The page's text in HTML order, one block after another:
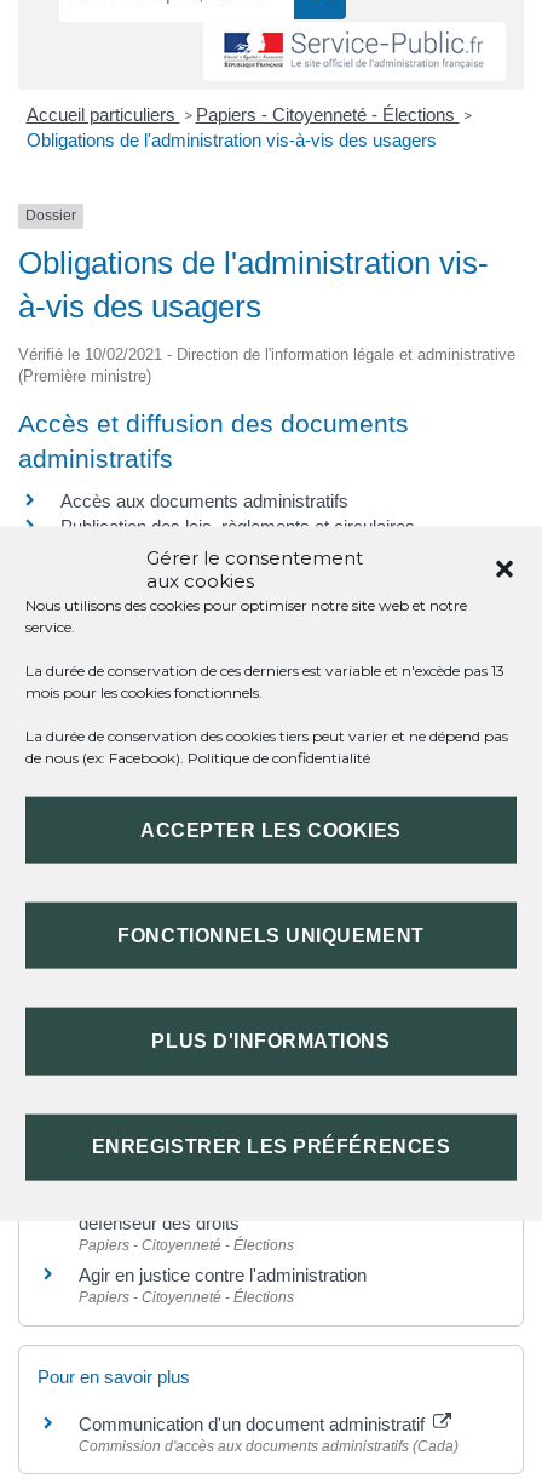
Gérer le consentement
aux cookies
Nous utilisons des cookies pour optimiser notre site web et notre
service.
La durée de conservation de ces derniers est variable et n'excède pas 13
mois pour les cookies fonctionnels.
La durée de conservation des cookies tiers peut varier et ne dépend pas
de nous (ex: Facebook). Politique de confidentialité
ACCEPTER LES COOKIES
FONCTIONNELS UNIQUEMENT
PLUS D'INFORMATIONS
ENREGISTRER LES PRÉFÉRENCES
Accueil particuliers > Papiers - Citoyenneté - Élections >
Obligations de l'administration vis-à-vis des usagers
Dossier
Obligations de l'administration vis-
à-vis des usagers
Vérifié le 10/02/2021 - Direction de l'information légale et administrative
(Première ministre)
Accès et diffusion des documents
administratifs
Accès aux documents administratifs
Publication des lois, règlements et circulaires
Demandes des usagers
Envoyer une demande par courrier
Envoyer une demande par mail ou internet
Motivation en cas de demande refusée
Règle du silence vaut accord (SVA) : quelles
demandes sont concernées ?
Peut-on demander à l'administration de vérifier une
Comment consulter les décisions de sa mairie, son
département ou sa région ?
Et aussi
défenseur des droits
Papiers - Citoyenneté - Élections
Agir en justice contre l'administration
Papiers - Citoyenneté - Élections
Pour en savoir plus
Communication d'un document administratif
Commission d'accès aux documents administratifs (Cada)